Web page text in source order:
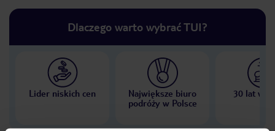
Dlaczego warto wybrać TUI?
Lider niskich cen
Największe biuro
podróży w Polsce
30 lat w